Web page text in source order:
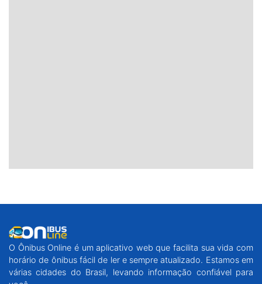
O Ônibus Online é um aplicativo web que facilita sua vida com
horário de ônibus fácil de ler e sempre atualizado. Estamos em
várias cidades do Brasil, levando informação confiável para